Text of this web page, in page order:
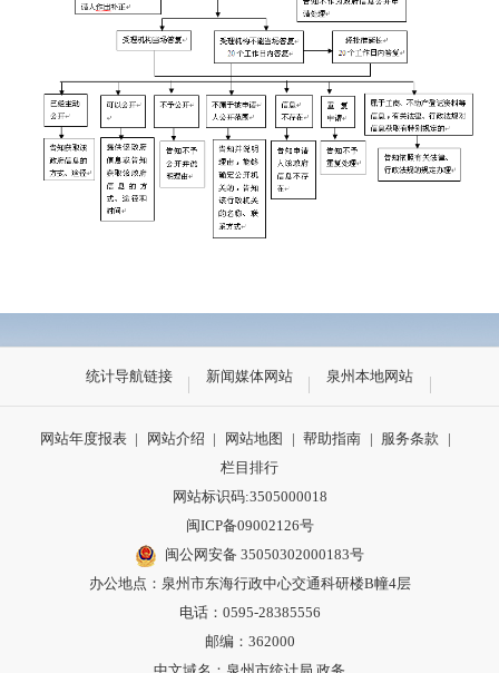
统计导航链接 新闻媒体网站 泉州本地网站
网站年度报表 | 网站介绍 | 网站地图 | 帮助指南 | 服务条款
|
栏目排行
网站标识码:3505000018
闽ICP备09002126号
闽公网安备 35050302000183号
办公地点：泉州市东海行政中心交通科研楼B幢4层
电话：0595-28385556
邮编：362000